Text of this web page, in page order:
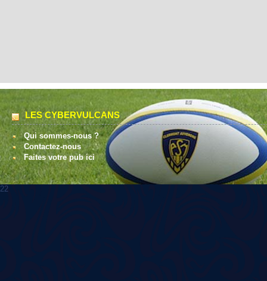
LES CYBERVULCANS
Qui sommes-nous ?
Contactez-nous
Faites votre pub ici
22